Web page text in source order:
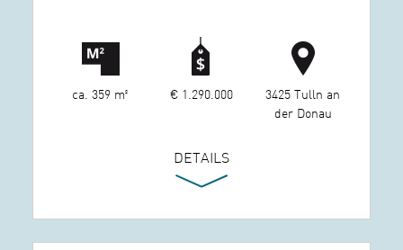
ca. 359 m² € 1.290.000
3425 Tulln an
der Donau
DETAILS